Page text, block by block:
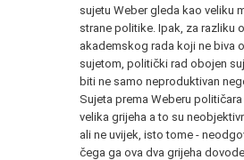
sujetu Weber gleda kao veliku
strane politike. Ipak, za razliku
akademskog rada koji ne biva
sujetom, politički rad obojen
biti ne samo neproduktivan
Sujeta prema Weberu
velika grijeha a to su
ali ne uvijek, isto tome -
čega ga ova dva grijeha